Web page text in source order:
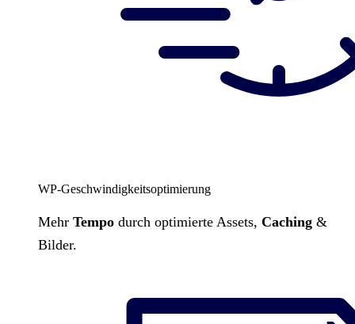
WP-Geschwindigkeitsoptimierung
Mehr Tempo durch optimierte Assets, Caching &
Bilder.